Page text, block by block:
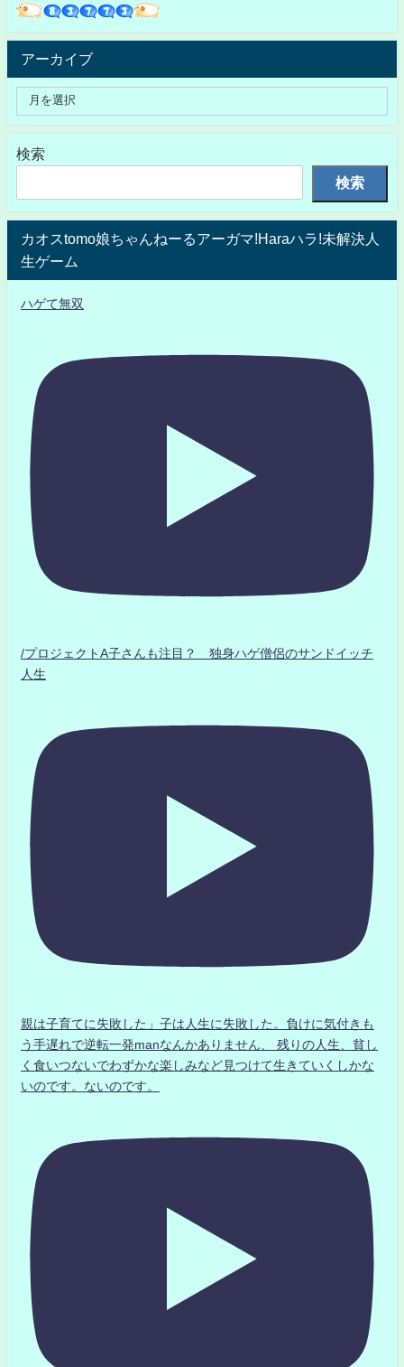
アーカイブ
検索
検索
カオスtomo娘ちゃんねーるアーガマ!Haraハラ!未解決人
生ゲーム
ハゲて無双
/プロジェクトA子さんも注目？ 独身ハゲ僧侶のサンドイッチ
人生
親は子育てに失敗した」子は人生に失敗した。負けに気付きも
う手遅れで逆転一発manなんかありません、 残りの人生、貧し
く食いつないでわずかな楽しみなど見つけて生きていくしかな
いのです。ないのです。